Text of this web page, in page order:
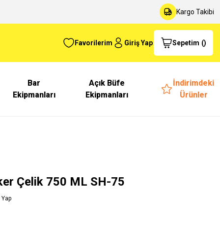
Kargo Takibi
Favorilerim Giriş Yap Sepetim ()
Bar
Ekipmanları
Açık Büfe
Ekipmanları
İndirimdeki
Ürünler
Çelik 750 ML SH-75